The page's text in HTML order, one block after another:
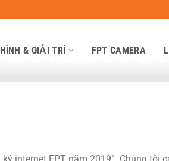
& GIẢI TRÍ FPT CAMERA
internet FPT năm 2019”. Chúng tôi